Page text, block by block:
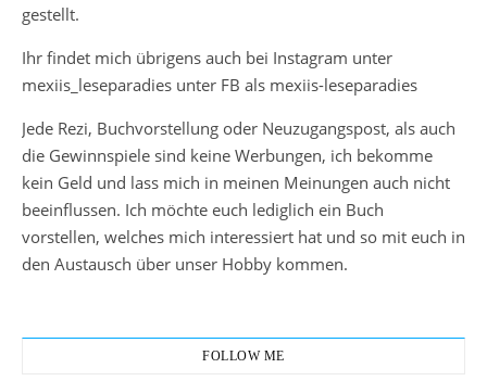
gestellt.
Ihr findet mich übrigens auch bei Instagram unter
mexiis_leseparadies unter FB als mexiis-leseparadies
Jede Rezi, Buchvorstellung oder Neuzugangspost, als auch
die Gewinnspiele sind keine Werbungen, ich bekomme
kein Geld und lass mich in meinen Meinungen auch nicht
beeinflussen. Ich möchte euch lediglich ein Buch
vorstellen, welches mich interessiert hat und so mit euch in
den Austausch über unser Hobby kommen.
FOLLOW ME